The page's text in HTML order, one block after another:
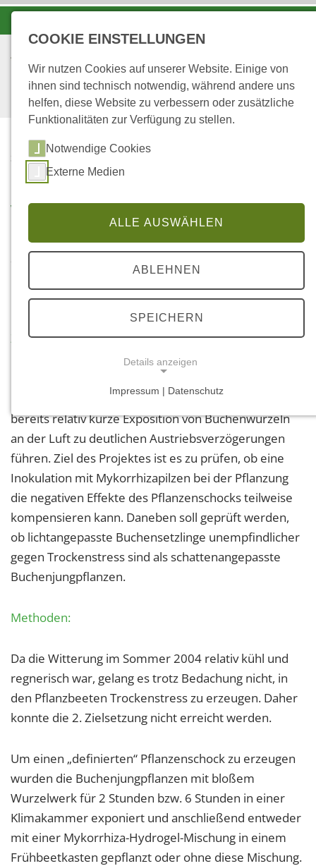
STARTSEITE ...
Vitalitätsindikation bei Forstpflanzen
Institut für Forstbotanik, Universität Göttingen; Az.:
Zielsetzung:
Baumschule kommt es zu hohen Ausfallraten, da
bereits relativ kurze Exposition von Buchenwurzeln
an der Luft zu deutlichen Austriebsverzögerungen
führen. Ziel des Projektes ist es zu prüfen, ob eine
Inokulation mit Mykorrhizapilzen bei der Pflanzung
die negativen Effekte des Pflanzenschocks teilweise
kompensieren kann. Daneben soll geprüft werden,
ob lichtangepasste Buchensetzlinge unempfindlicher
gegen Trockenstress sind als schattenangepasste
Buchenjungpflanzen.
Methoden:
Da die Witterung im Sommer 2004 relativ kühl und
regnerisch war, gelang es trotz Bedachung nicht, in
den Pflanzbeeten Trockenstress zu erzeugen. Daher
konnte die 2. Zielsetzung nicht erreicht werden.
Um einen „definierten“ Pflanzenschock zu erzeugen
wurden die Buchenjungpflanzen mit bloßem
Wurzelwerk für 2 Stunden bzw. 6 Stunden in einer
Klimakammer exponiert und anschließend entweder
mit einer Mykorrhiza-Hydrogel-Mischung in einem
Frühbeetkasten gepflanzt oder ohne diese Mischung.
COOKIE EINSTELLUNGEN
Wir nutzen Cookies auf unserer Website. Einige von
ihnen sind technisch notwendig, während andere uns
helfen, diese Website zu verbessern oder zusätzliche
Funktionalitäten zur Verfügung zu stellen.
Notwendige Cookies
Externe Medien
ALLE AUSWÄHLEN
ABLEHNEN
SPEICHERN
Details anzeigen
Notwendige Cookies ermöglichen grundlegende
Funktionen und sind für die einwandfreie Funktion
der Website erforderlich.
Einverständnis-Cookie
Name:
cookie_consent
Zweck:
Dieser Cookie speichert die ausgewählten
Cookie Laufzeit:
EXTERNE MEDIEN
Um Inhalte von Videoplattformen und Social Media
Plattformen anzeigen zu können, werden von
YouTube
Vimeo
Impressum | Datenschutz